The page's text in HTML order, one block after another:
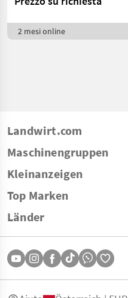
2 mesi online
Landwirt.com
Maschinengruppen
Kleinanzeigen
Top Marken
Länder